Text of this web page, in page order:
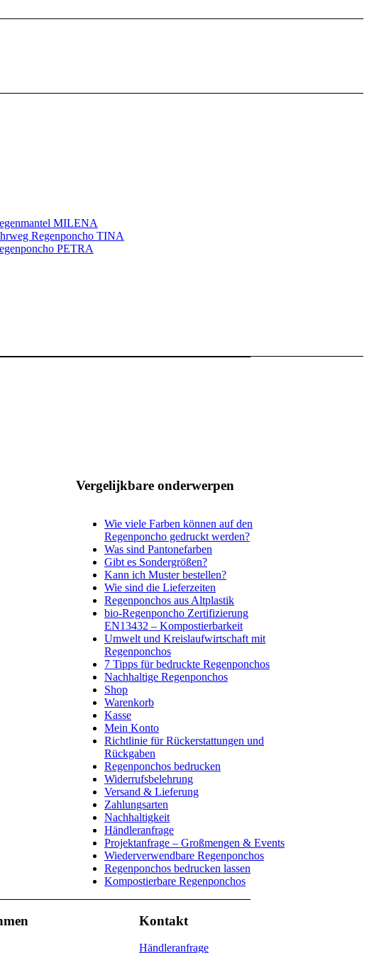
MILENA
Regenponcho TINA
PETRA
Vergelijkbare onderwerpen
Wie viele Farben können auf den
Regenponcho gedruckt werden?
Was sind Pantonefarben
Gibt es Sondergrößen?
Kann ich Muster bestellen?
Wie sind die Lieferzeiten
Regenponchos aus Altplastik
bio-Regenponcho Zertifizierung
EN13432 – Kompostierbarkeit
Umwelt und Kreislaufwirtschaft mit
Regenponchos
7 Tipps für bedruckte Regenponchos
Nachhaltige Regenponchos
Shop
Warenkorb
Kasse
Mein Konto
Richtlinie für Rückerstattungen und
Rückgaben
Regenponchos bedrucken
Widerrufsbelehrung
Versand & Lieferung
Zahlungsarten
Nachhaltigkeit
Händleranfrage
Projektanfrage – Großmengen & Events
Wiederverwendbare Regenponchos
Regenponchos bedrucken lassen
Kompostierbare Regenponchos
Kontakt
Händleranfrage